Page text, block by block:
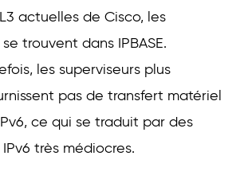
actuelles de Cisco, les
trouvent dans IPBASE.
les superviseurs plus
pas de transfert matériel
ce qui se traduit par des
très médiocres.